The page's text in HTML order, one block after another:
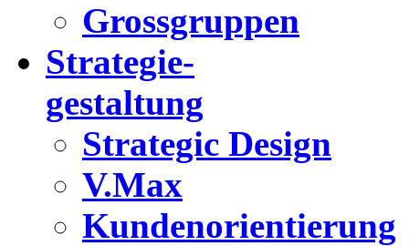
Grossgruppen
Strategie-
gestaltung
Strategic Design
V.Max
Kundenorientierung